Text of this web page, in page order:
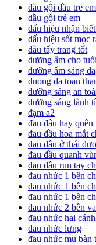
dầu gội đầu trẻ em
dầu gội trẻ em
dấu hiệu nhận
dấu hiệu sốt mọc
dầu tẩy trang tốt
dưỡng ẩm cho
dưỡng ẩm sáng da
duong da toan
dưỡng sáng an
dưỡng sáng lành
đạm a2
đau đầu hay quên
đau đầu hoa mắt
đau đầu ở thái
đau đầu quanh
đau đầu run tay
đau nhức 1 bên
đau nhức 1 bên
đau nhức 1 bên
đau nhức 2 bên
đau nhức hai
đau nhức lưng
đau nhức mu bàn